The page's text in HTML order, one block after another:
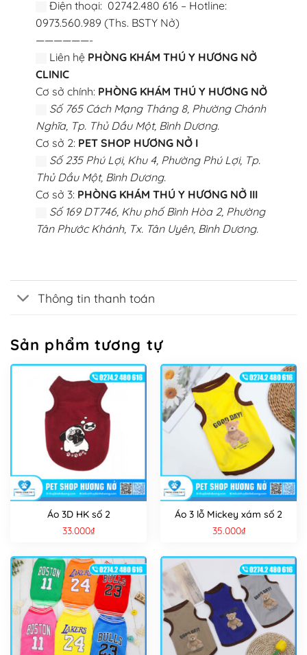
Điện thoại: 02742.480 616 – Hotline:
0973.560.989 (Ths. BSTY Nở)
——————-
Liên hệ PHÒNG KHÁM THÚ Y HƯƠNG NỞ
CLINIC
Cơ sở chính: PHÒNG KHÁM THÚ Y HƯƠNG NỞ
Số 765 Cách Mạng Tháng 8, Phường Chánh
Nghĩa, Tp. Thủ Dầu Một, Bình Dương.
Cơ sở 2: PET SHOP HƯƠNG NỞ I
Số 235 Phú Lợi, Khu 4, Phường Phú Lợi, Tp.
Thủ Dầu Một, Bình Dương.
Cơ sở 3: PHÒNG KHÁM THÚ Y HƯƠNG NỞ III
Số 169 DT746, Khu phố Bình Hòa 2, Phường
Tân Phước Khánh, Tx. Tân Uyên, Bình Dương.
Thông tin thanh toán
Sản phẩm tương tự
Áo 3D HK số 2
33.000₫
Áo 3 lỗ Mickey xám số 2
35.000₫